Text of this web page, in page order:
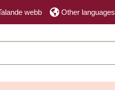
webb Other languages